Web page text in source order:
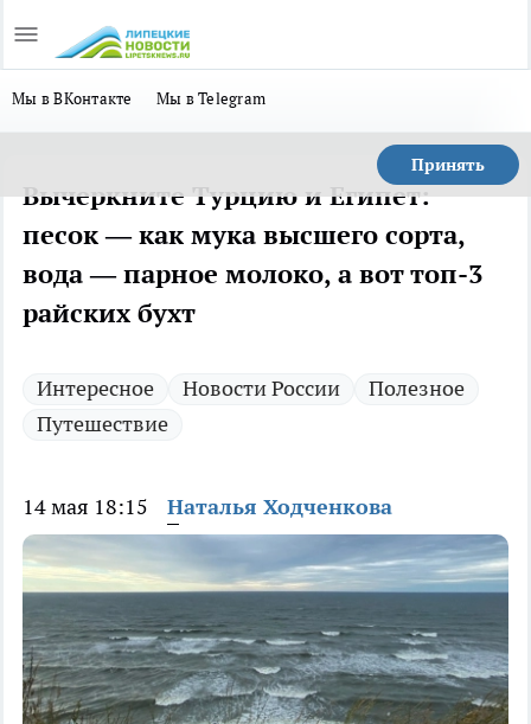
Мы в ВКонтакте Мы в Telegram
Принять
Вычеркните Турцию и Египет:
песок — как мука высшего сорта,
вода — парное молоко, а вот топ-3
райских бухт
Интересное Новости России
Полезное
Путешествие
14 мая 18:15 Наталья Ходченкова